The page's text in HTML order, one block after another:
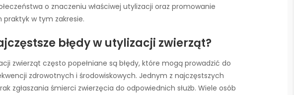
o znaczeniu właściwej utylizacji oraz promowanie
praktyk w tym zakresie.
błędy w utylizacji zwierząt?
zwierząt często popełniane są błędy, które mogą prowadzić do
zdrowotnych i środowiskowych. Jednym z najczęstszych
zgłaszania śmierci zwierzęcia do odpowiednich służb. Wiele osób